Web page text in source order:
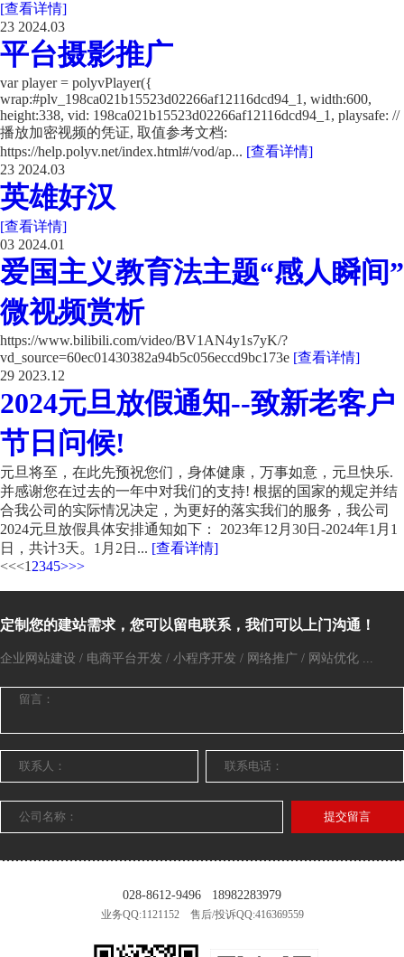
[查看详情]
23 2024.03
平台摄影推广
var player = polyvPlayer({
wrap:#plv_198ca021b15523d02266af12116dcd94_1, width:600,
height:338, vid: 198ca021b15523d02266af12116dcd94_1, playsafe: //
播放加密视频的凭证, 取值参考文档:
https://help.polyv.net/index.html#/vod/ap... [查看详情]
23 2024.03
英雄好汉
[查看详情]
03 2024.01
爱国主义教育法主题“感人瞬间”
微视频赏析
https://www.bilibili.com/video/BV1AN4y1s7yK/?
vd_source=60ec01430382a94b5c056eccd9bc173e [查看详情]
29 2023.12
2024元旦放假通知--致新老客户
节日问候!
元旦将至，在此先预祝您们，身体健康，万事如意，元旦快乐.
并感谢您在过去的一年中对我们的支持! 根据的国家的规定并结
合我公司的实际情况决定，为更好的落实我们的服务，我公司
2024元旦放假具体安排通知如下： 2023年12月30日-2024年1月1
日，共计3天。1月2日... [查看详情]
<<<1 2345>>>
定制您的建站需求，您可以留电联系，我们可以上门沟通！
企业网站建设 / 电商平台开发 / 小程序开发 / 网络推广 / 网站优化 ...
提交留言
028-8612-9496 18982283979
业务QQ:1121152 售后/投诉QQ:416369559